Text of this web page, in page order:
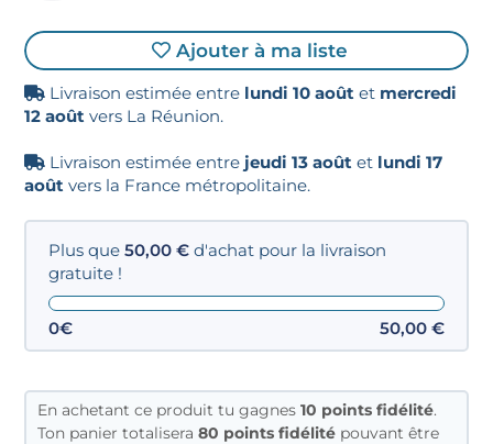
Ajouter à ma liste
Livraison estimée entre lundi 10 août et mercredi
12 août vers La Réunion.
Livraison estimée entre jeudi 13 août et lundi 17
août vers la France métropolitaine.
Plus que50,00€ d'achat pour la livraison
gratuite !
0€ 50,00 €
En achetant ce produit tu gagnes10 points fidélité.
Ton panier totalisera80 points fidélité pouvant être